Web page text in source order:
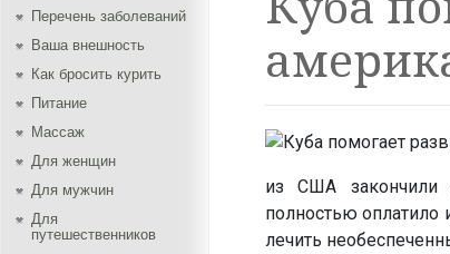
Перечень заболеваний
Ваша внешность
Как бросить курить
Питание
Массаж
Для женщин
Для мужчин
Для
путешественников
из США закончили
полностью оплатило
лечить